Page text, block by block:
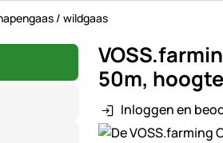
/ wildgaas
50m,
Inloggen en
Productgalerij